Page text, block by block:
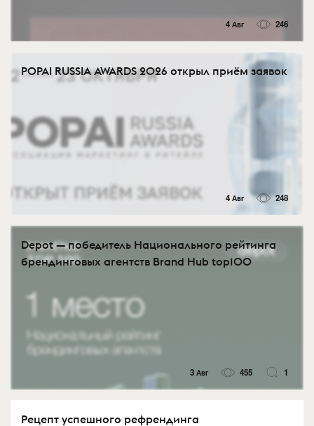
4 Авг 246
POPAI RUSSIA AWARDS 2026 открыл приём заявок
4 Авг 248
Depot — победитель Национального рейтинга
брендинговых агентств Brand Hub top100
3 Авг 455 1
Рецепт успешного рефрендинга